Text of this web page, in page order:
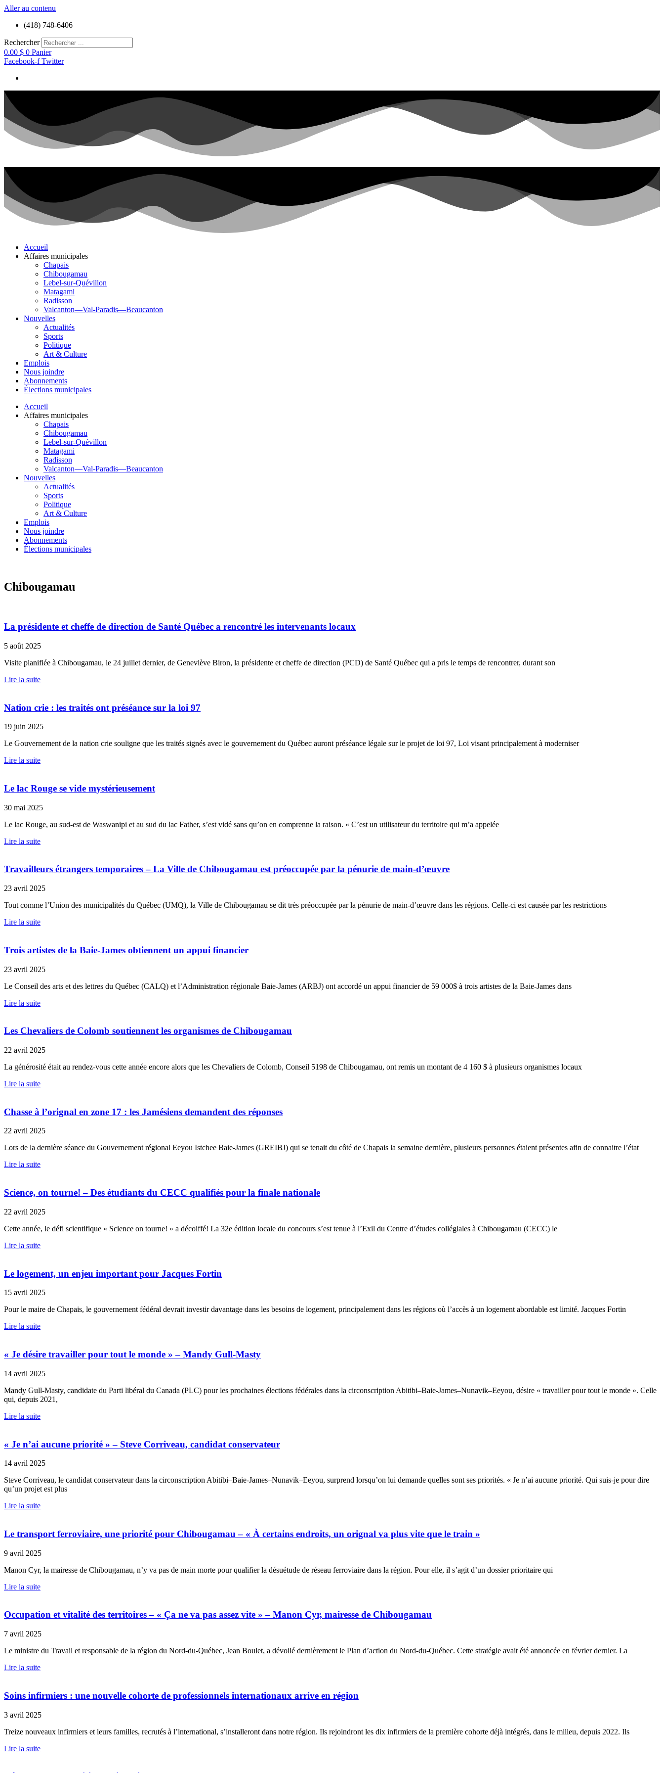
Aller au contenu
(418) 748-6406
Rechercher
0.00 $ 0 Panier
Facebook-f Twitter
Accueil
Affaires municipales
Chapais
Chibougamau
Lebel-sur-Quévillon
Matagami
Radisson
Valcanton—Val-Paradis—Beaucanton
Nouvelles
Actualités
Sports
Politique
Art & Culture
Emplois
Nous joindre
Abonnements
Élections municipales
Accueil
Affaires municipales
Chapais
Chibougamau
Lebel-sur-Quévillon
Matagami
Radisson
Valcanton—Val-Paradis—Beaucanton
Nouvelles
Actualités
Sports
Politique
Art & Culture
Emplois
Nous joindre
Abonnements
Élections municipales
Chibougamau
La présidente et cheffe de direction de Santé Québec a rencontré les intervenants locaux
5 août 2025
Visite planifiée à Chibougamau, le 24 juillet dernier, de Geneviève Biron, la présidente et cheffe de direction (PCD) de Santé Québec qui a pris le temps de rencontrer, durant son
Lire la suite
Nation crie : les traités ont préséance sur la loi 97
19 juin 2025
Le Gouvernement de la nation crie souligne que les traités signés avec le gouvernement du Québec auront préséance légale sur le projet de loi 97, Loi visant principalement à moderniser
Lire la suite
Le lac Rouge se vide mystérieusement
30 mai 2025
Le lac Rouge, au sud-est de Waswanipi et au sud du lac Father, s’est vidé sans qu’on en comprenne la raison. « C’est un utilisateur du territoire qui m’a appelée
Lire la suite
Travailleurs étrangers temporaires – La Ville de Chibougamau est préoccupée par la pénurie de main-d’œuvre
23 avril 2025
Tout comme l’Union des municipalités du Québec (UMQ), la Ville de Chibougamau se dit très préoccupée par la pénurie de main-d’œuvre dans les régions. Celle-ci est causée par les restrictions
Lire la suite
Trois artistes de la Baie-James obtiennent un appui financier
23 avril 2025
Le Conseil des arts et des lettres du Québec (CALQ) et l’Administration régionale Baie-James (ARBJ) ont accordé un appui financier de 59 000$ à trois artistes de la Baie-James dans
Lire la suite
Les Chevaliers de Colomb soutiennent les organismes de Chibougamau
22 avril 2025
La générosité était au rendez-vous cette année encore alors que les Chevaliers de Colomb, Conseil 5198 de Chibougamau, ont remis un montant de 4 160 $ à plusieurs organismes locaux
Lire la suite
Chasse à l’orignal en zone 17 : les Jamésiens demandent des réponses
22 avril 2025
Lors de la dernière séance du Gouvernement régional Eeyou Istchee Baie-James (GREIBJ) qui se tenait du côté de Chapais la semaine dernière, plusieurs personnes étaient présentes afin de connaitre l’état
Lire la suite
Science, on tourne! – Des étudiants du CECC qualifiés pour la finale nationale
22 avril 2025
Cette année, le défi scientifique « Science on tourne! » a décoiffé! La 32e édition locale du concours s’est tenue à l’Exil du Centre d’études collégiales à Chibougamau (CECC) le
Lire la suite
Le logement, un enjeu important pour Jacques Fortin
15 avril 2025
Pour le maire de Chapais, le gouvernement fédéral devrait investir davantage dans les besoins de logement, principalement dans les régions où l’accès à un logement abordable est limité. Jacques Fortin
Lire la suite
« Je désire travailler pour tout le monde » – Mandy Gull-Masty
14 avril 2025
Mandy Gull-Masty, candidate du Parti libéral du Canada (PLC) pour les prochaines élections fédérales dans la circonscription Abitibi–Baie-James–Nunavik–Eeyou, désire « travailler pour tout le monde ». Celle
qui, depuis 2021,
Lire la suite
« Je n’ai aucune priorité » – Steve Corriveau, candidat conservateur
14 avril 2025
Steve Corriveau, le candidat conservateur dans la circonscription Abitibi–Baie-James–Nunavik–Eeyou, surprend lorsqu’on lui demande quelles sont ses priorités. « Je n’ai aucune priorité. Qui suis-je pour dire
qu’un projet est plus
Lire la suite
Le transport ferroviaire, une priorité pour Chibougamau – « À certains endroits, un orignal va plus vite que le train »
9 avril 2025
Manon Cyr, la mairesse de Chibougamau, n’y va pas de main morte pour qualifier la désuétude de réseau ferroviaire dans la région. Pour elle, il s’agit d’un dossier prioritaire qui
Lire la suite
Occupation et vitalité des territoires – « Ça ne va pas assez vite » – Manon Cyr, mairesse de Chibougamau
7 avril 2025
Le ministre du Travail et responsable de la région du Nord-du-Québec, Jean Boulet, a dévoilé dernièrement le Plan d’action du Nord-du-Québec. Cette stratégie avait été annoncée en février dernier. La
Lire la suite
Soins infirmiers : une nouvelle cohorte de professionnels internationaux arrive en région
3 avril 2025
Treize nouveaux infirmiers et leurs familles, recrutés à l’international, s’installeront dans notre région. Ils rejoindront les dix infirmiers de la première cohorte déjà intégrés, dans le milieu, depuis 2022. Ils
Lire la suite